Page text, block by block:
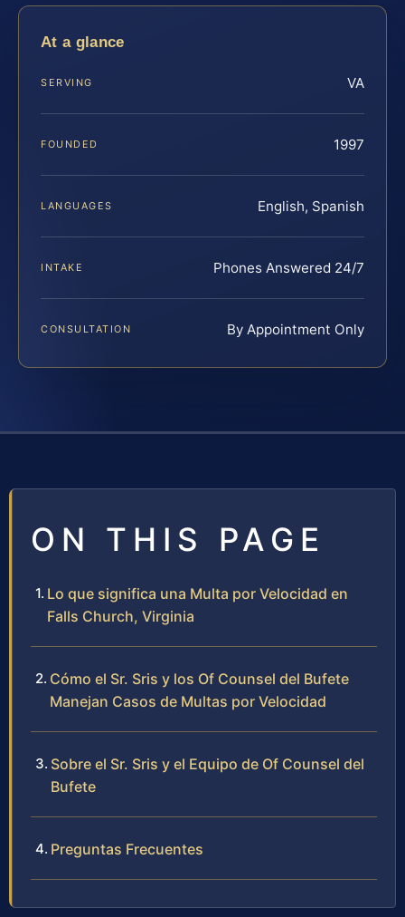
At a glance
SERVING VA
FOUNDED 1997
LANGUAGES English, Spanish
INTAKE Phones Answered 24/7
CONSULTATION By Appointment Only
ON THIS PAGE
Lo que significa una Multa por Velocidad en
Falls Church, Virginia
Cómo el Sr. Sris y los Of Counsel del Bufete
Manejan Casos de Multas por Velocidad
Sobre el Sr. Sris y el Equipo de Of Counsel del
Bufete
Preguntas Frecuentes